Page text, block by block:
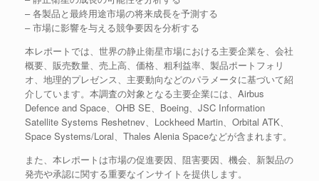
– 各製品と最終用途市場の将来成長を予測する
– 市場に影響を与える競争要因を分析する
本レポートでは、世界の静止衛星市場における主要企業を、会社
概要、販売数量、売上高、価格、粗利益率、製品ポートフォリ
オ、地理的プレゼンス、主要動向などのパラメータに基づいて紹
介しています。本調査の対象となる主要企業には、Airbus
Defence and Space、OHB SE、Boeing、JSC Information
Satellite Systems Reshetnev、Lockheed Martin、Orbital ATK、
Space Systems/Loral、Thales Alenia Spaceなどが含まれます。
また、本レポートは市場の促進要因、阻害要因、機会、新製品の
発売や承認に関する重要なインサイトを提供します。